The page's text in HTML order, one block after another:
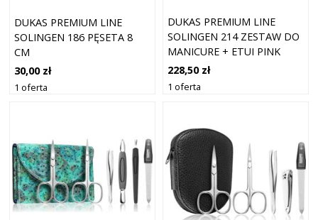
DUKAS PREMIUM LINE
SOLINGEN 186 PĘSETA 8
CM
30,00 zł
1 oferta
DUKAS PREMIUM LINE
SOLINGEN 214 ZESTAW DO
MANICURE + ETUI PINK
228,50 zł
1 oferta